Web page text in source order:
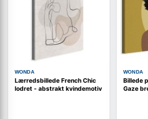
WONDA
Lærredsbillede French Chic
lodret - abstrakt kvindemotiv
WONDA
Billede
Gaze